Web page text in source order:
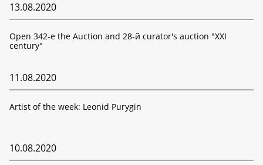
13.08.2020
Open 342-е the Auction and 28-й curator's auction "XXI
century"
11.08.2020
Artist of the week: Leonid Purygin
10.08.2020